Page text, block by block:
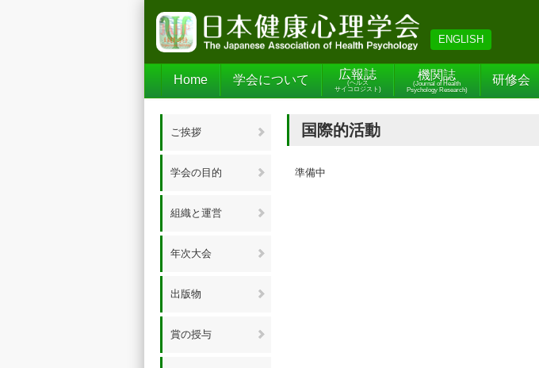
ENGLISH
Home 学会について 広報誌
(ヘルス
サイコロジスト)
機関誌
(Journal of Health
Psychology Research)
研修会
ご挨拶
学会の目的
組織と運営
年次大会
出版物
賞の授与
国際的活動
準備中